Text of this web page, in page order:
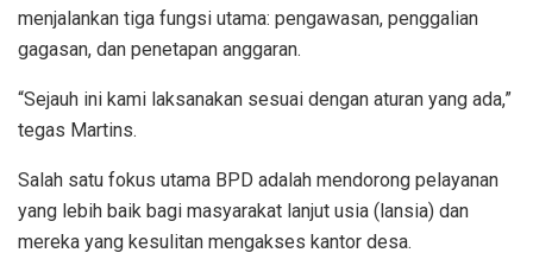
menjalankan tiga fungsi utama: pengawasan, penggalian
gagasan, dan penetapan anggaran.
“Sejauh ini kami laksanakan sesuai dengan aturan yang ada,”
tegas Martins.
Salah satu fokus utama BPD adalah mendorong pelayanan
yang lebih baik bagi masyarakat lanjut usia (lansia) dan
mereka yang kesulitan mengakses kantor desa.